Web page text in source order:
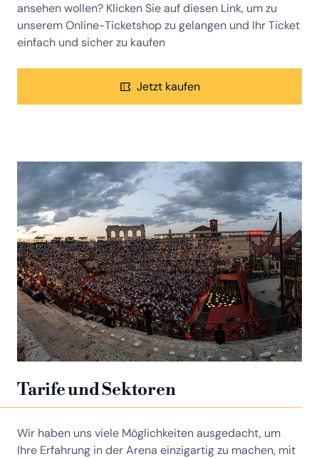
ansehen wollen? Klicken Sie auf diesen Link, um zu
unserem Online-Ticketshop zu gelangen und Ihr Ticket
einfach und sicher zu kaufen
Jetzt kaufen
Tarife und Sektoren
Wir haben uns viele Möglichkeiten ausgedacht, um
Ihre Erfahrung in der Arena einzigartig zu machen, mit